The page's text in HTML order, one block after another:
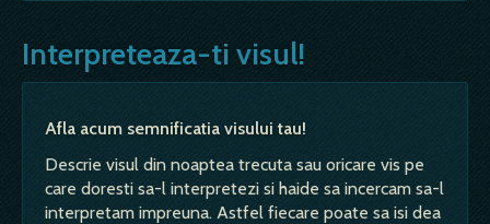
Interpreteaza-ti visul!
Afla acum semnificatia visului tau!
Descrie visul din noaptea trecuta sau oricare vis pe
care doresti sa-l interpretezi si haide sa incercam sa-l
interpretam impreuna. Astfel fiecare poate sa isi dea